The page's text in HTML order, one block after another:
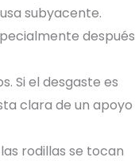
subyacente.
después
Si el desgaste es
clara de un apoyo
rodillas se tocan